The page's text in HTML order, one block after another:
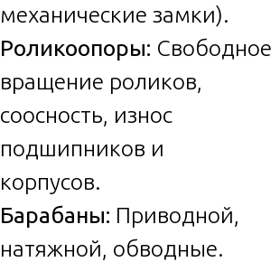
механические замки).
Роликоопоры: Свободное
вращение роликов,
соосность, износ
подшипников и
корпусов.
Барабаны: Приводной,
натяжной, обводные.